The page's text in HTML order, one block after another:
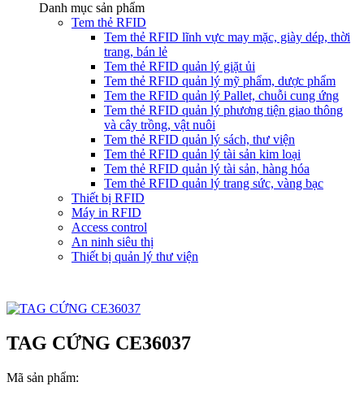
Danh mục sản phẩm
Tem thẻ RFID
Tem thẻ RFID lĩnh vực may mặc, giày dép, thời
trang, bán lẻ
Tem thẻ RFID quản lý giặt ủi
Tem thẻ RFID quản lý mỹ phẩm, dược phẩm
Tem the RFID quản lý Pallet, chuỗi cung ứng
Tem thẻ RFID quản lý phương tiện giao thông
và cây trồng, vật nuôi
Tem thẻ RFID quản lý sách, thư viện
Tem thẻ RFID quản lý tài sản kim loại
Tem thẻ RFID quản lý tài sản, hàng hóa
Tem thẻ RFID quản lý trang sức, vàng bạc
Thiết bị RFID
Máy in RFID
Access control
An ninh siêu thị
Thiết bị quản lý thư viện
TAG CỨNG CE36037
Mã sản phẩm: